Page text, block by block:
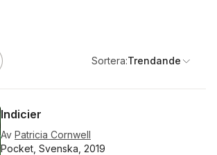
Sortera:Trendande
Indicier
Av Patricia Cornwell
Pocket, Svenska, 2019